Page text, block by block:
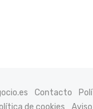
Contacto
de cookies
Aviso